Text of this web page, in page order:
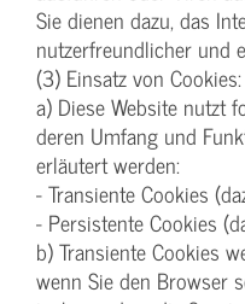
Sie dienen dazu, das
nutzerfreundlicher und
(3) Einsatz von Cookies:
a) Diese Website nutzt
deren Umfang und
erläutert werden:
- Transiente Cookies
- Persistente Cookies
b) Transiente Cookies
wenn Sie den Browser